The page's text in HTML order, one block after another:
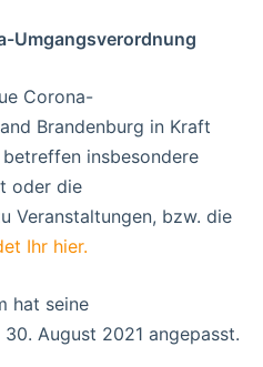
Umgangsverordnung
Corona-
Brandenburg in Kraft
insbesondere
oder die
Veranstaltungen, bzw. die
Ihr hier.
hat seine
August 2021 angepasst.